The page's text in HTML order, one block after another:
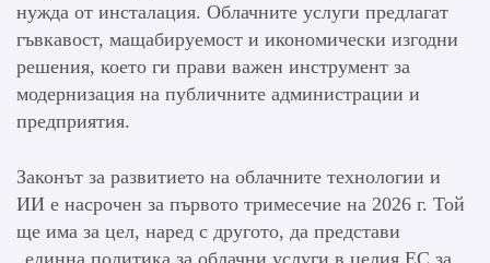
нужда от инсталация. Облачните услуги предлагат
гъвкавост, мащабируемост и икономически изгодни
решения, което ги прави важен инструмент за
модернизация на публичните администрации и
предприятия.
Законът за развитието на облачните технологии и
ИИ е насрочен за първото тримесечие на 2026 г. Той
ще има за цел, наред с другото, да представи